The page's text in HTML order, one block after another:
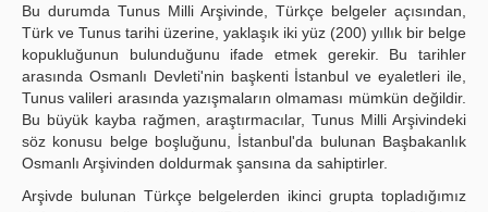
Bu durumda Tunus Milli Arşivinde, Türkçe belgeler açısından,
Türk ve Tunus tarihi üzerine, yaklaşık iki yüz (200) yıllık bir belge
kopukluğunun bulunduğunu ifade etmek gerekir. Bu tarihler
arasında Osmanlı Devleti'nin başkenti İstanbul ve eyaletleri ile,
Tunus valileri arasında yazışmaların olmaması mümkün değildir.
Bu büyük kayba rağmen, araştırmacılar, Tunus Milli Arşivindeki
söz konusu belge boşluğunu, İstanbul'da bulunan Başbakanlık
Osmanlı Arşivinden doldurmak şansına da sahiptirler.
Arşivde bulunan Türkçe belgelerden ikinci grupta topladığımız